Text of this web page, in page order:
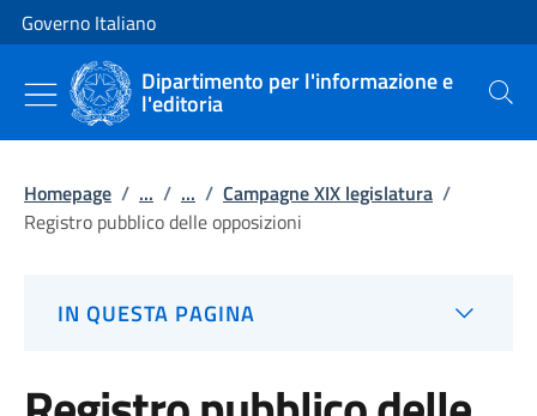
Vai al contenuto
Vai alla navigazione del sito
Governo Italiano
Dipartimento per l'informazione e
l'editoria Cerca
Homepage / ... / ... / Campagne XIX legislatura /
Registro pubblico delle opposizioni
IN QUESTA PAGINA